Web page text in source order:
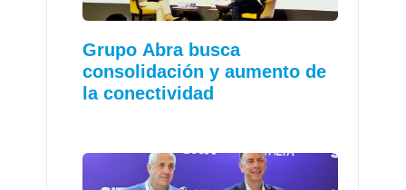
Grupo Abra busca
consolidación y aumento de
la conectividad